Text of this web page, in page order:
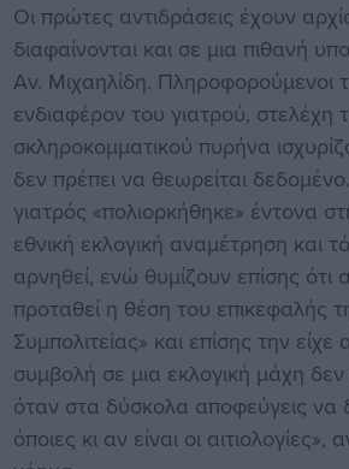
Οι πρώτες αντιδράσεις έχουν
διαφαίνονται και σε μια πιθανή
Αν. Μιχαηλίδη. Πληροφορούμενοι
ενδιαφέρον του γιατρού, στελέχη
σκληροκομματικού πυρήνα
δεν πρέπει να θεωρείται
γιατρός «πολιορκήθηκε» έντονα
εθνική εκλογική αναμέτρηση και
αρνηθεί, ενώ θυμίζουν επίσης ότι
προταθεί η θέση του επικεφαλής
Συμπολιτείας» και επίσης την είχε
συμβολή σε μια εκλογική μάχη δεν
όταν στα δύσκολα αποφεύγεις να
όποιες κι αν είναι οι